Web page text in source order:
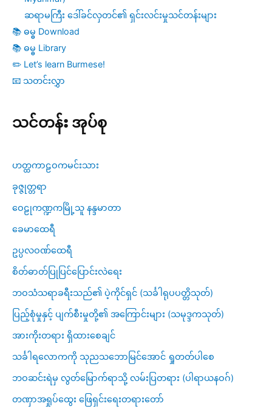
ဆရာမကြီး ဒေါ်ခင်လှတင်၏ ရှင်းလင်းမှုသင်တန်းများ
📚 ဓမ္ဓ Download
📚 ဓမ္ဓ Library
✏️ Let’s learn Burmese!
📧 သတင်းလွှာ
သင်တန်း အုပ်စု
ဟတ္ထကာဠဝကမင်းသား
ခုဇ္ဇုတ္တရာ
ဝေဠုကဏ္ဍကမြို့သူ နန္ဒမာတာ
ခေမာထေရီ
ဥပ္ပလဝဏ်ထေရီ
စိတ်ဓာတ်ပြုပြင်ပြောင်းလဲရေး
ဘဝသံသရာခရီးသည်၏ ပဲ့ကိုင်ရှင် (သင်္ခါရုပပတ္တိသုတ်)
ပြည့်စုံမှုနှင့် ပျက်စီးမှုတို့၏ အကြောင်းများ (သမုဒ္ဒကသုတ်)
အားကိုးတရား ရှိထားစေချင်
သင်္ခါရလောကကို သုညသဘောမြင်အောင် ရှုတတ်ပါစေ
ဘဝဆင်းရဲမှ လွတ်မြောက်ရာသို့ လမ်းပြတရား (ပါရာယနဝဂ်)
တဏှာအရှုပ်ထွေး ဖြေရှင်းရေးတရားတော်